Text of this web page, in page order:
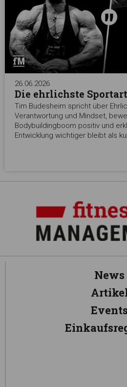
26.06.2026
Die ehrlichste Sportart
Tim Budesheim spricht über
Verantwortung und Mindset,
Bodybuildingboom positiv und
Entwicklung wichtiger bleibt als
News
Events